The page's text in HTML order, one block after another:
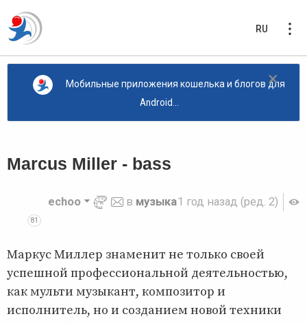
RU
×
Мобильные приложения кошелька и блогов для
Android...
Marcus Miller - bass
1 год назад (ред. 2)
81
echoo в музыка
Маркус Миллер знаменит не только своей
успешной профессиональной деятельностью,
как мульти музыкант, композитор и
исполнитель, но и созданием новой техники